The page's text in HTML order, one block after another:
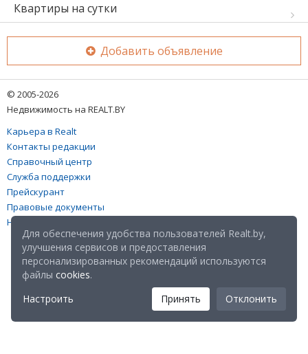
Квартиры на сутки
Добавить объявление
© 2005-2026
Недвижимость на REALT.BY
Карьера в Realt
Контакты редакции
Справочный центр
Служба поддержки
Прейскурант
Правовые документы
Настройка файлов cookies
Для обеспечения удобства пользователей Realt.by,
улучшения сервисов и предоставления
персонализированных рекомендаций используются
файлы cookies.
Настроить
Принять Отклонить